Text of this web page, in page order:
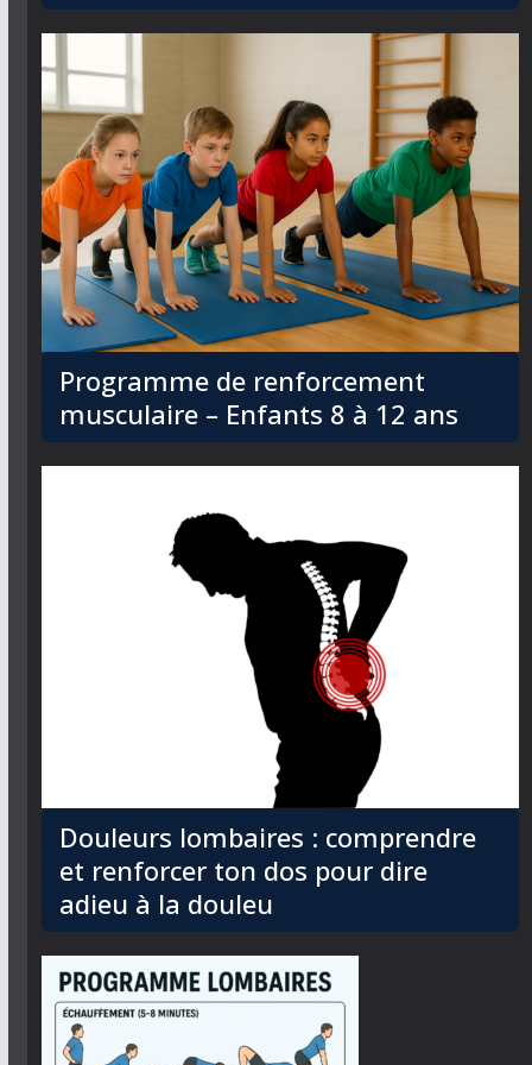
Programme de renforcement
musculaire – Enfants 8 à 12 ans
Douleurs lombaires : comprendre
et renforcer ton dos pour dire
adieu à la douleu